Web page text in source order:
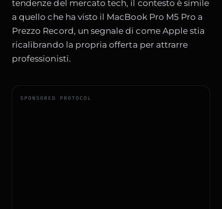
tendenze del mercato tech, il contesto è simile
a quello che ha visto il MacBook Pro M5 Pro a
Prezzo Record, un segnale di come Apple stia
ricalibrando la propria offerta per attrarre
professionisti.
SPONSORED PROTOCOL